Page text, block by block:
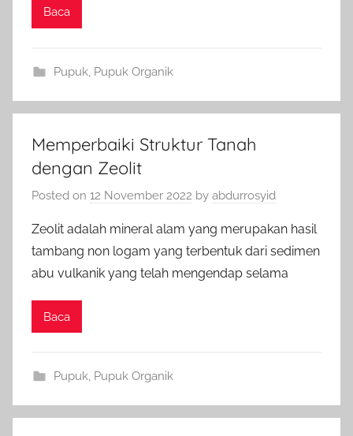
Baca
Pupuk, Pupuk Organik
Memperbaiki Struktur Tanah
dengan Zeolit
Posted on 12 November 2022 by abdurrosyid
Zeolit adalah mineral alam yang merupakan hasil
tambang non logam yang terbentuk dari sedimen
abu vulkanik yang telah mengendap selama
Baca
Pupuk, Pupuk Organik